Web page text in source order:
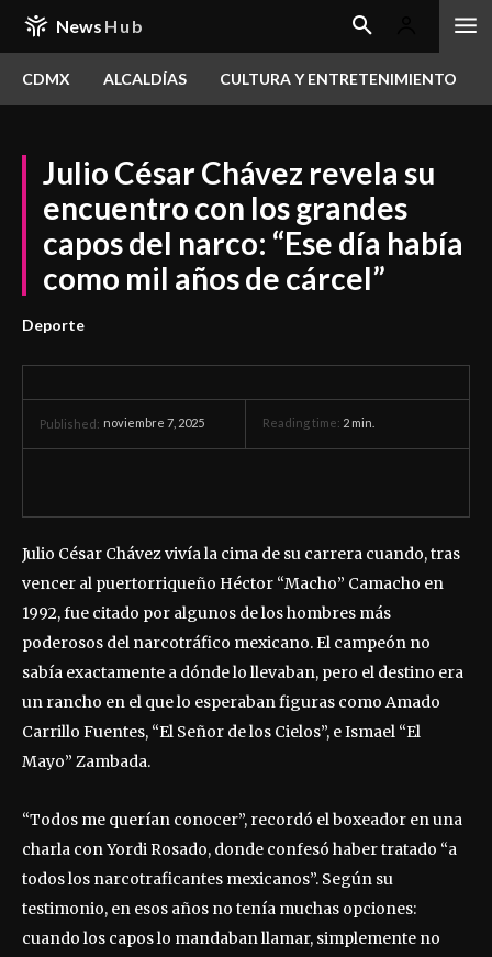
News Hub
CDMX ALCALDÍAS CULTURA Y ENTRETENIMIENTO
Julio César Chávez revela su
encuentro con los grandes
capos del narco: “Ese día había
como mil años de cárcel”
Deporte
Published: noviembre 7, 2025 Reading time: 2 min.
Julio César Chávez vivía la cima de su carrera cuando, tras
vencer al puertorriqueño Héctor “Macho” Camacho en
1992, fue citado por algunos de los hombres más
poderosos del narcotráfico mexicano. El campeón no
sabía exactamente a dónde lo llevaban, pero el destino era
un rancho en el que lo esperaban figuras como Amado
Carrillo Fuentes, “El Señor de los Cielos”, e Ismael “El
Mayo” Zambada.
“Todos me querían conocer”, recordó el boxeador en una
charla con Yordi Rosado, donde confesó haber tratado “a
todos los narcotraficantes mexicanos”. Según su
testimonio, en esos años no tenía muchas opciones:
cuando los capos lo mandaban llamar, simplemente no